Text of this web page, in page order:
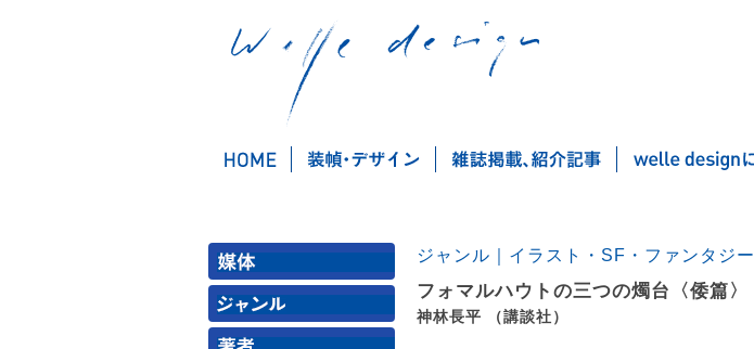
ジャンル｜イラスト・SF・ファンタジー
フォマルハウトの三つの燭台〈倭篇〉
神林長平 （講談社）